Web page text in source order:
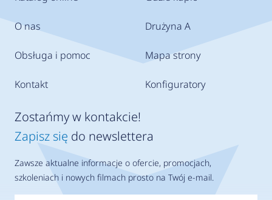
O nas
Obsługa i pomoc
Kontakt
Drużyna A
Mapa strony
Konfiguratory
Zostańmy w kontakcie!
Zapisz się do newslettera
Zawsze aktualne informacje o ofercie, promocjach,
szkoleniach i nowych filmach prosto na Twój e-mail.